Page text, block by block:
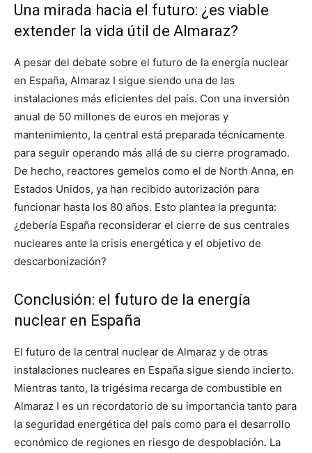
Una mirada hacia el futuro: ¿es viable
extender la vida útil de Almaraz?
A pesar del debate sobre el futuro de la energía nuclear
en España, Almaraz I sigue siendo una de las
instalaciones más eficientes del país. Con una inversión
anual de 50 millones de euros en mejoras y
mantenimiento, la central está preparada técnicamente
para seguir operando más allá de su cierre programado.
De hecho, reactores gemelos como el de North Anna, en
Estados Unidos, ya han recibido autorización para
funcionar hasta los 80 años. Esto plantea la pregunta:
¿debería España reconsiderar el cierre de sus centrales
nucleares ante la crisis energética y el objetivo de
descarbonización?
Conclusión: el futuro de la energía
nuclear en España
El futuro de la central nuclear de Almaraz y de otras
instalaciones nucleares en España sigue siendo incierto.
Mientras tanto, la trigésima recarga de combustible en
Almaraz I es un recordatorio de su importancia tanto para
la seguridad energética del país como para el desarrollo
económico de regiones en riesgo de despoblación. La